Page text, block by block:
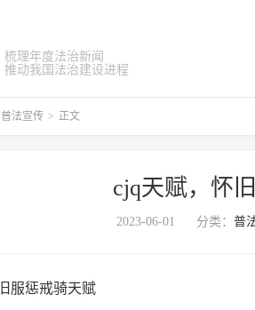
梳理年度法治新闻
推动我国法治建设进程
普法宣传 > 正文
cjq天赋，怀
2023-06-01 分类： 普